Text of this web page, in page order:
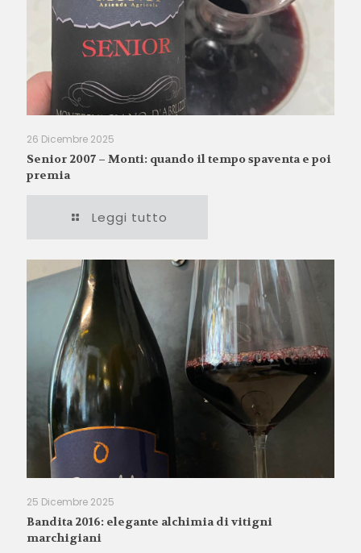
26 Dicembre 2025
Senior 2007 – Monti: quando il tempo spaventa e poi
premia
Leggi tutto
25 Dicembre 2025
Bandita 2016: elegante alchimia di vitigni
marchigiani